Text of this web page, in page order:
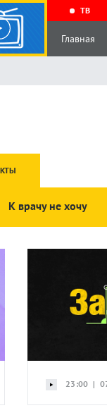
ТВ
Главная
К врачу не хочу
23:00 |